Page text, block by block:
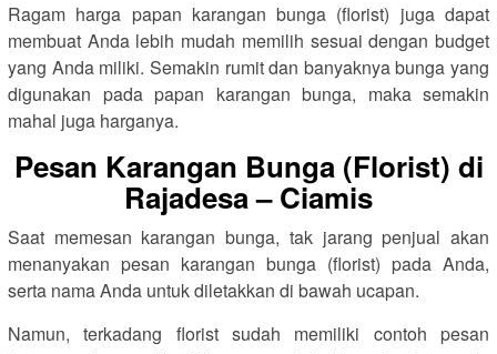
Ragam harga papan karangan bunga (florist) juga dapat
membuat Anda lebih mudah memilih sesuai dengan budget
yang Anda miliki. Semakin rumit dan banyaknya bunga yang
digunakan pada papan karangan bunga, maka semakin
mahal juga harganya.
Pesan Karangan Bunga (Florist) di
Rajadesa – Ciamis
Saat memesan karangan bunga, tak jarang penjual akan
menanyakan pesan karangan bunga (florist) pada Anda,
serta nama Anda untuk diletakkan di bawah ucapan.
Namun, terkadang florist sudah memiliki contoh pesan